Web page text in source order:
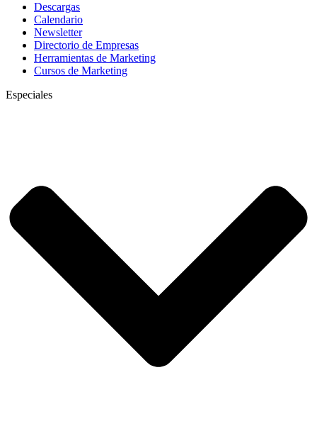
Descargas
Calendario
Newsletter
Directorio de Empresas
Herramientas de Marketing
Cursos de Marketing
Especiales